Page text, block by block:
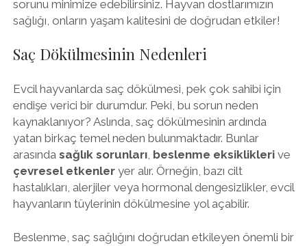
sorunu minimize edebilirsiniz. Hayvan dostlarımızın
sağlığı, onların yaşam kalitesini de doğrudan etkiler!
Saç Dökülmesinin Nedenleri
Evcil hayvanlarda saç dökülmesi, pek çok sahibi için
endişe verici bir durumdur. Peki, bu sorun neden
kaynaklanıyor? Aslında, saç dökülmesinin ardında
yatan birkaç temel neden bulunmaktadır. Bunlar
arasında sağlık sorunları, beslenme eksikliklerive
çevresel etkenleryer alır. Örneğin, bazı cilt
hastalıkları, alerjiler veya hormonal dengesizlikler, evcil
hayvanların tüylerinin dökülmesine yol açabilir.
Beslenme, saç sağlığını doğrudan etkileyen önemli bir